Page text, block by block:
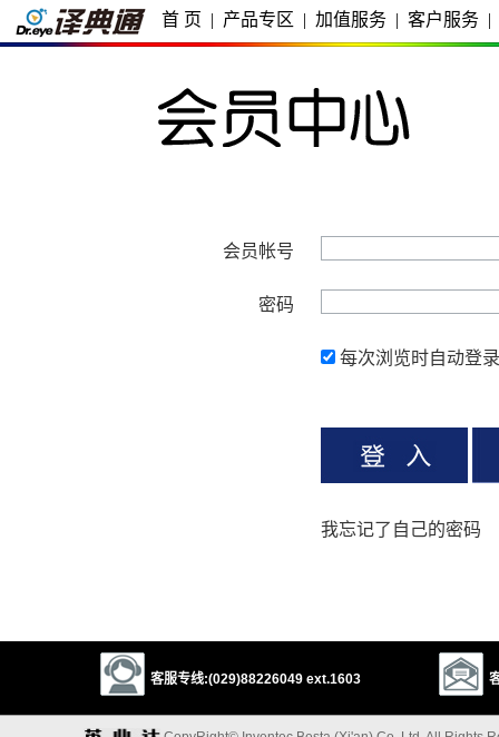
首 页 | 产品专区 | 加值服务 | 客户服务 |
会员帐号
密码
每次浏览时自动登录
我忘记了自己的密码
客服专线:(029)88226049 ext.1603